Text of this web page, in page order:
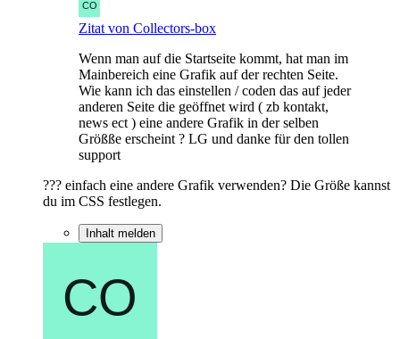
Zitat von Collectors-box
Wenn man auf die Startseite kommt, hat man im
Mainbereich eine Grafik auf der rechten Seite.
Wie kann ich das einstellen / coden das auf jeder
anderen Seite die geöffnet wird ( zb kontakt,
news ect ) eine andere Grafik in der selben
Größße erscheint ? LG und danke für den tollen
support
??? einfach eine andere Grafik verwenden? Die Größe kannst
du im CSS festlegen.
Inhalt melden